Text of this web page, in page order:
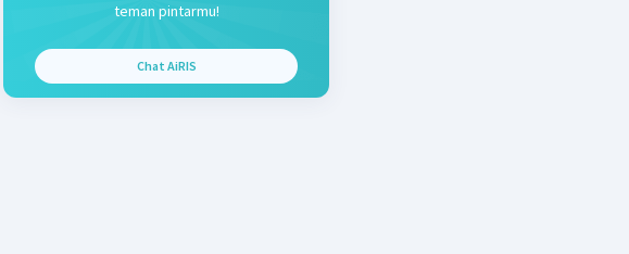
teman pintarmu!
Chat AiRIS